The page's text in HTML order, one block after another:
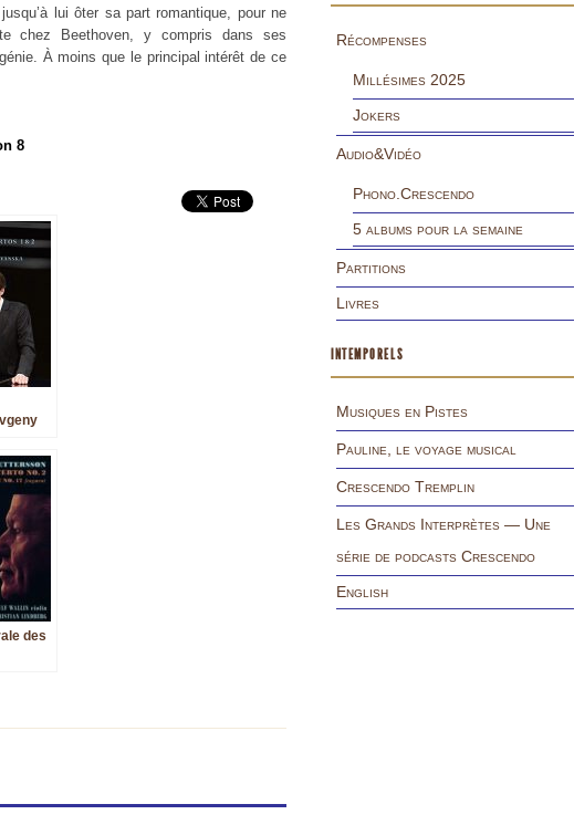
lui ôter sa part romantique, pour ne
chez Beethoven, y compris dans ses
À moins que le principal intérêt de ce
8
des
Récompenses
Millésimes 2025
Jokers
Audio&Vidéo
Phono.Crescendo
5 albums pour la semaine
Partitions
Livres
INTEMPORELS
Musiques en Pistes
Pauline, le voyage musical
Crescendo Tremplin
Les Grands Interprètes — Une
série de podcasts Crescendo
English